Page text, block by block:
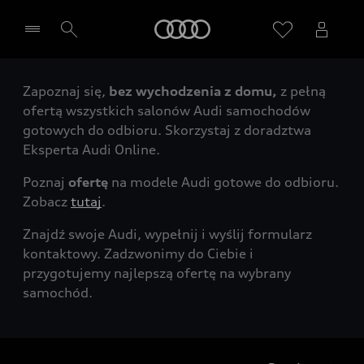
Wybierz Twojego Partnera Audi
Zapoznaj się, bez wychodzenia z domu, z pełną
ofertą wszystkich salonów Audi samochodów
gotowych do odbioru. Skorzystaj z doradztwa
Eksperta Audi Online.
Poznaj ofertę na modele Audi gotowe do odbioru.
Zobacz tutaj.
Znajdź swoje Audi, wypełnij i wyślij formularz
kontaktowy. Zadzwonimy do Ciebie i
przygotujemy najlepszą ofertę na wybrany
samochód.